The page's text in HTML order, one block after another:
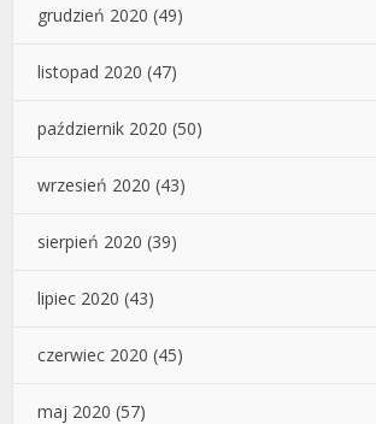
grudzień 2020 (49)
listopad 2020 (47)
październik 2020 (50)
wrzesień 2020 (43)
sierpień 2020 (39)
lipiec 2020 (43)
czerwiec 2020 (45)
maj 2020 (57)